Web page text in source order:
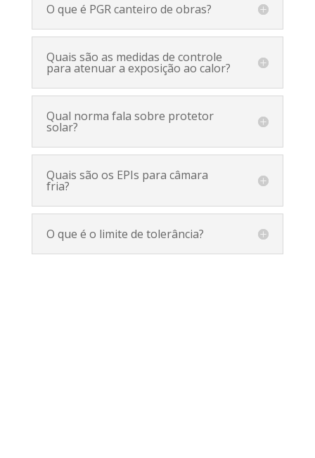
O que é PGR canteiro de obras?
Quais são as medidas de controle
para atenuar a exposição ao calor?
Qual norma fala sobre protetor
solar?
Quais são os EPIs para câmara
fria?
O que é o limite de tolerância?